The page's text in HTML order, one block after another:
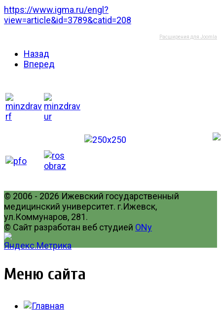
https://www.igma.ru/engl?
view=article&id=3789&catid=208
Расширения для Joomla
Назад
Вперед
© 2006 - 2026 Ижевский государственный
медицинский университет. г.Ижевск,
ул.Коммунаров, 281.
© Сайт разработан веб студией ONy
Меню сайта